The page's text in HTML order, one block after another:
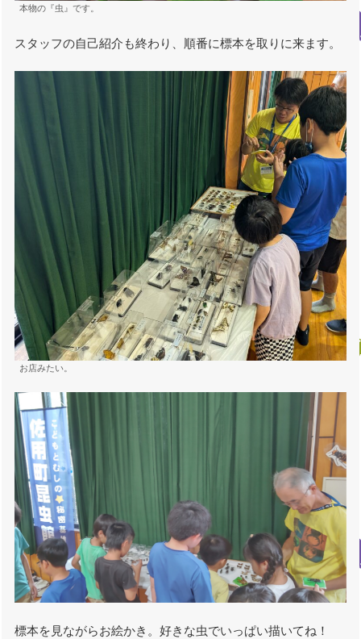
本物の『虫』です。
スタッフの自己紹介も終わり、順番に標本を取りに来ます。
お店みたい。
標本を見ながらお絵かき。好きな虫でいっぱい描いてね！